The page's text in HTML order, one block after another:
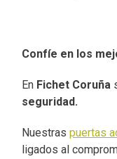
Confíe en los
En Fichet Coruña
seguridad.
Nuestraspuertas
ligados al